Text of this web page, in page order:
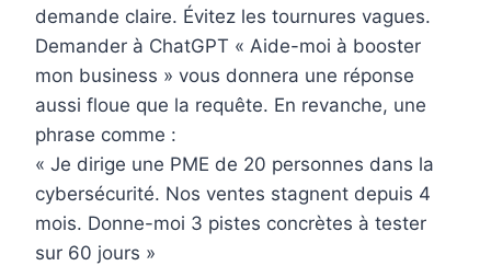
demande claire. Évitez les tournures vagues.
Demander à ChatGPT « Aide-moi à booster
mon business » vous donnera une réponse
aussi floue que la requête. En revanche, une
phrase comme :
« Je dirige une PME de 20 personnes dans la
cybersécurité. Nos ventes stagnent depuis 4
mois. Donne-moi 3 pistes concrètes à tester
sur 60 jours »